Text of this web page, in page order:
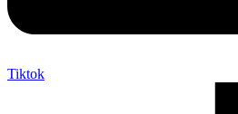
Tiktok